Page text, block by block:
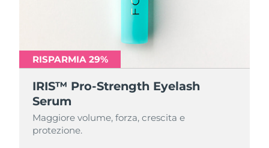
RISPARMIA 29%
IRIS™ Pro-Strength Eyelash
Serum
Maggiore volume, forza, crescita e
protezione.